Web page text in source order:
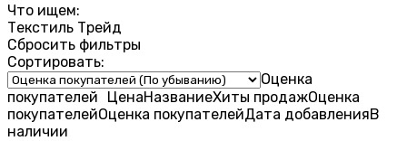
Что ищем:
Текстиль Трейд
Сбросить фильтры
Сортировать:
Оценка
покупателей
ЦенаНазваниеХиты продажОценка
покупателейОценка покупателейДата добавленияВ
наличии